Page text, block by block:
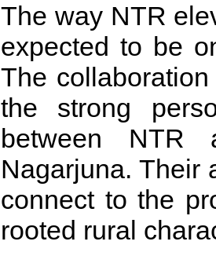
The way NTR
expected to be
The
the strong
between NTR
Nagarjuna. Their
connect to the
rooted rural